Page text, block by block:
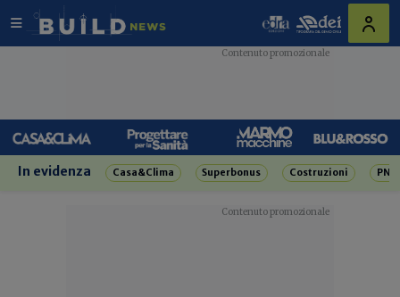
In evidenza Casa&Clima Superbonus Costruzioni